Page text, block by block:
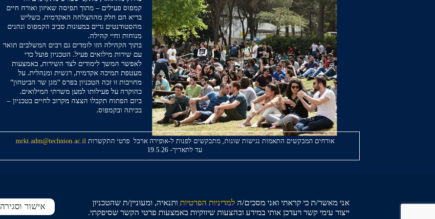
אישור וסגירה אני מאשר/ת כי קראתי ואני מסכים/ה למדיניות הפרטיות ותנאיה, ומעוניין/ת שהטכניון
ייצור עימי קשר ויעדכן אותי במידע ובהצעות שיווקיות באמצעות פרטי הקשר שסיפקתי.
קמפוס פעילים – מתוך תפיסה שאיזון ואורח חיים
בריא הם חלק מההצלחה האקדמית. כשליש
מהסטודנטים גרים במעונות סביב הקמפוס ונהנים
מנוחות וחיי קהילה.
בתוך הקהילה הזו לומדים גם רבים המשלבים תואר
עם שירות מילואים פעיל. הטכניון פועל כדי
לאפשר המשך לימודים לצד השירות, באמצעות
מעטפת תמיכה אקדמית, רגשית ומנהלית. על
מחויבות זו זכה הטכניון בפרס "מגן שר הביטחון"
כהוקרה על פעילותו למען משרתי המילואים.
ביום הפתוח תקבלו הצצה מקרוב לחיים בטכניון –
בכיתה ובקמפוס.
אורחים המבקשים התאמות נגישות שונות, מתבקשים לפנות ל-אופירה ארבל פרטי התקשרות mrkt.adm@technion.ac.il
עד לתאריך- 19.5.26